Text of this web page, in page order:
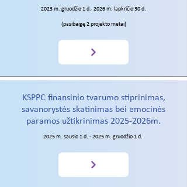
2023 m. gruodžio 1 d.- 2026 m. lapkričio 30 d.
(pasibaigę 2 projekto metai)
KSPPC finansinio tvarumo stiprinimas,
savanorystės skatinimas bei emocinės
paramos užtikrinimas 2025-2026m.
2025 m. sausio 1 d. - 2025 m. gruodžio 1 d.